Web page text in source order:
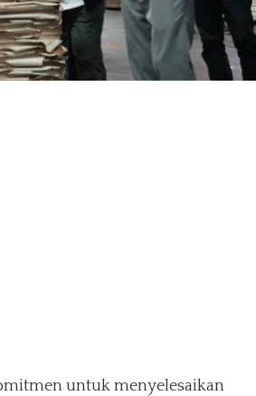
untuk menyelesaikan